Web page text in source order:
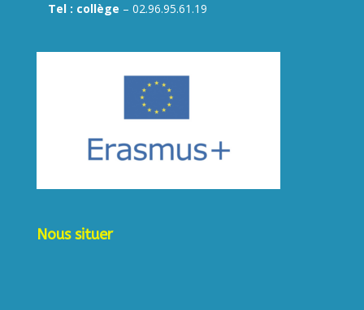
Tel : collège – 02.96.95.61.19
Nous situer